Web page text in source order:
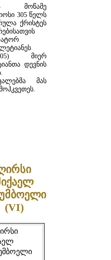
მოწამე
305 წელს
ქრისტეს
305) მიერ
დევნის
მას
(VI)